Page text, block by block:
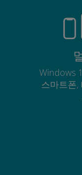
Windows
스마트폰,